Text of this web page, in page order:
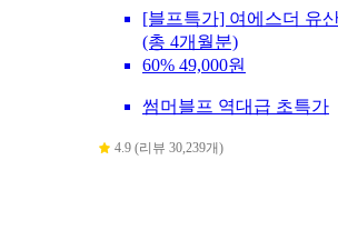
[블프특가] 여에스더 유
(총 4개월분)
60% 49,000원
썸머블프 역대급 초특가
4.9 (리뷰 30,239개)